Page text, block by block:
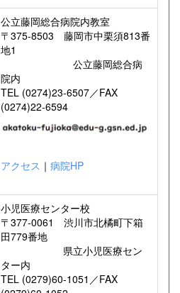
公立藤岡総合病院内教室
〒375-8503 藤岡市中栗須813番
地1
公立藤岡総合病
院内
TEL (0274)23-6507／FAX
(0274)22-6594
アクセス ｜ 病院HP
小児医療センター校
〒377-0061 渋川市北橘町下箱
田779番地
県立小児医療セン
ター内
TEL (0279)60-1051／FAX